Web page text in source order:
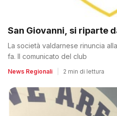
San Giovanni, si riparte
La società valdarnese rinuncia
fa. Il comunicato del club
News Regionali 2 min di lettura